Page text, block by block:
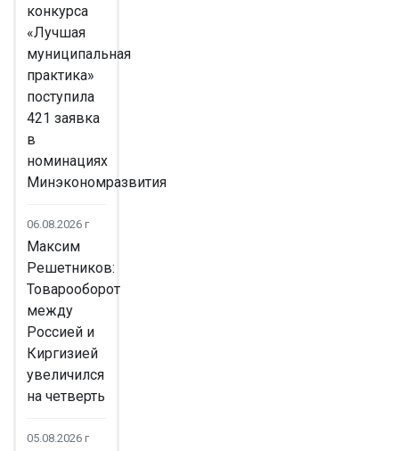
конкурса
«Лучшая
муниципальная
практика»
поступила
421 заявка
в
номинациях
Минэкономразвития
06.08.2026 г
Максим
Решетников:
Товарооборот
между
Россией и
Киргизией
увеличился
на четверть
05.08.2026 г